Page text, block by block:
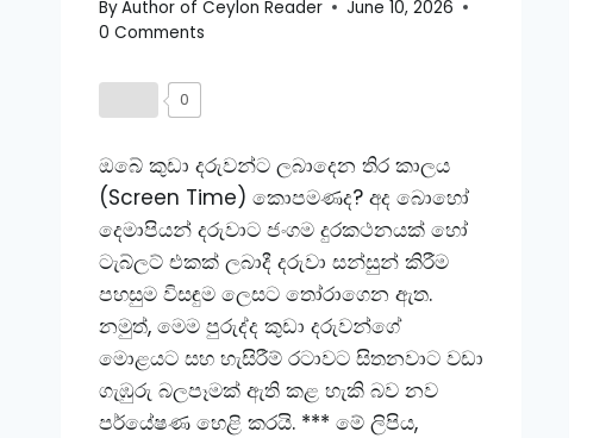
ByAuthor of Ceylon Reader
June 10, 2026
0 Comments
0
ඔබේ කුඩා දරුවන්ට ලබාදෙන තිර කාලය
(Screen Time) කොපමණද? අද බොහෝ
දෙමාපියන් දරුවාට ජංගම දුරකථනයක් හෝ
ටැබ්ලට් එකක් ලබාදී දරුවා සන්සුන් කිරීම
පහසුම විසඳුම ලෙසට තෝරාගෙන ඇත.
නමුත්, මෙම පුරුද්ද කුඩා දරුවන්ගේ
මොළයට සහ හැසිරීම් රටාවට සිතනවාට වඩා
ගැඹුරු බලපෑමක් ඇති කළ හැකි බව නව
පර්යේෂණ හෙළි කරයි. *** මේ ලිපිය,